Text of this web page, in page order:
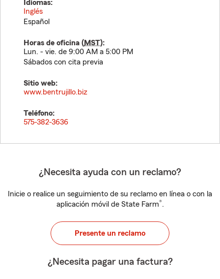
Idiomas:
Inglés
Español
Horas de oficina (MST):
Lun. - vie. de 9:00 AM a 5:00 PM
Sábados con cita previa
Sitio web:
www.bentrujillo.biz
Teléfono:
575-382-3636
¿Necesita ayuda con un reclamo?
Inicie o realice un seguimiento de su reclamo en línea o con la
aplicación móvil de State Farm®.
Presente un reclamo
¿Necesita pagar una factura?